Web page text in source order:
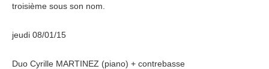
troisième sous son nom.
jeudi 08/01/15
Duo Cyrille MARTINEZ (piano) + contrebasse